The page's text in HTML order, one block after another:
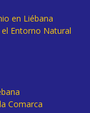
en Liébana
Entorno Natural
Comarca